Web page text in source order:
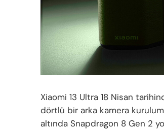
Xiaomi 13 Ultra 18 Nisan
dörtlü bir arka kamera
altında Snapdragon 8 Gen 2